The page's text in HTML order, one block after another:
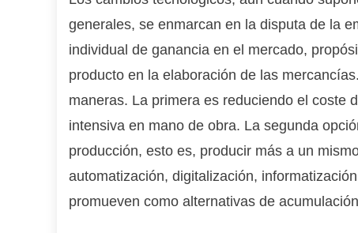
generales, se enmarcan en la disputa de la
individual de ganancia en el mercado,
producto en la elaboración de las
maneras. La primera es reduciendo el coste
intensiva en mano de obra. La segunda
producción, esto es, producir más a un
automatización, digitalización,
promueven como alternativas de